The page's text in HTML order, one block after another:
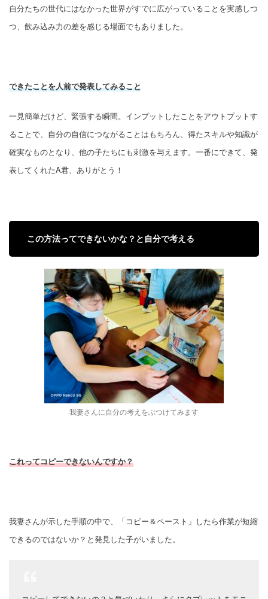
自分たちの世代にはなかった世界がすでに広がっていることを実感しつ
つ、飲み込み力の差を感じる場面でもありました。
できたことを人前で発表してみること
一見簡単だけど、緊張する瞬間。インプットしたことをアウトプットす
ることで、自分の自信につながることはもちろん、得たスキルや知識が
確実なものとなり、他の子たちにも刺激を与えます。一番にできて、発
表してくれたA君、ありがとう！
この方法ってできないかな？と自分で考える
我妻さんに自分の考えをぶつけてみます
これってコピーできないんですか？
我妻さんが示した手順の中で、「コピー＆ペースト」したら作業が短縮
できるのではないか？と発見した子がいました。